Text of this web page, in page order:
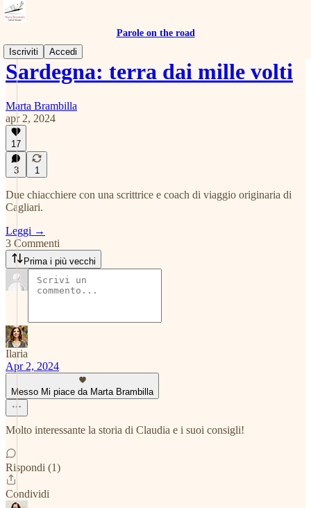
Parole on the road
Iscriviti
Accedi
Sardegna: terra dai mille volti
Marta Brambilla
apr 2, 2024
17
3 1
Due chiacchiere con una scrittrice e coach di viaggio originaria di
Cagliari.
Leggi →
3 Commenti
Prima i più vecchi
Ilaria
Apr 2, 2024
Messo Mi piace da Marta Brambilla
Molto interessante la storia di Claudia e i suoi consigli!
Rispondi (1)
Condividi